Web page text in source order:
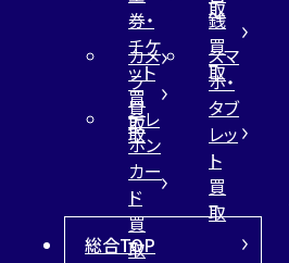
取
券・
チケ
ット
買
取
銭
買
取
カメ
ラ
買
取
スマ
ホ・
タブ
レッ
ト
買
取
テレ
ホン
カー
ド
買
取
総合TOP